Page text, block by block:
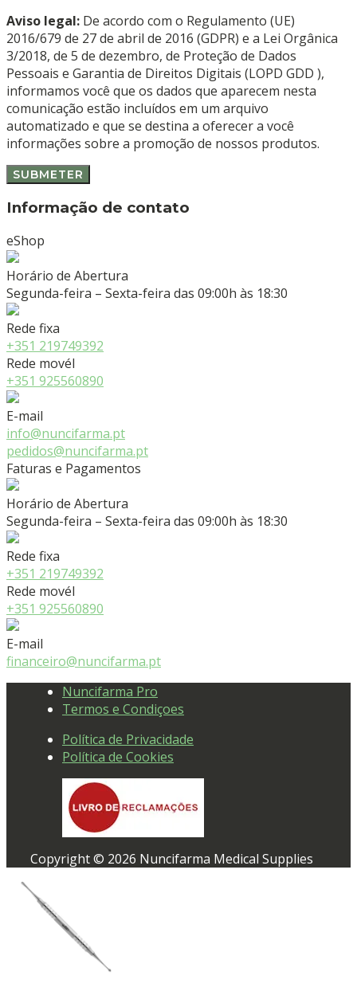
Aviso legal: De acordo com o Regulamento (UE)
2016/679 de 27 de abril de 2016 (GDPR) e a Lei Orgânica
3/2018, de 5 de dezembro, de Proteção de Dados
Pessoais e Garantia de Direitos Digitais (LOPD GDD ),
informamos você que os dados que aparecem nesta
comunicação estão incluídos em um arquivo
automatizado e que se destina a oferecer a você
informações sobre a promoção de nossos produtos.
Informação de contato
eShop
Horário de Abertura
Segunda-feira – Sexta-feira das 09:00h às 18:30
Rede fixa
+351 219749392
Rede movél
+351 925560890
E-mail
info@nuncifarma.pt
pedidos@nuncifarma.pt
Faturas e Pagamentos
Horário de Abertura
Segunda-feira – Sexta-feira das 09:00h às 18:30
Rede fixa
+351 219749392
Rede movél
+351 925560890
E-mail
financeiro@nuncifarma.pt
Nuncifarma Pro
Termos e Condiçoes
Política de Privacidade
Política de Cookies
Copyright © 2026 Nuncifarma Medical Supplies